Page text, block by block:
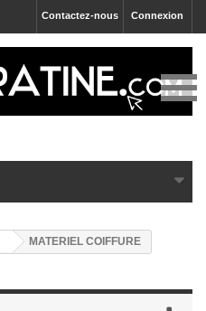
Connexion
Contactez-nous
MATERIEL COIFFURE